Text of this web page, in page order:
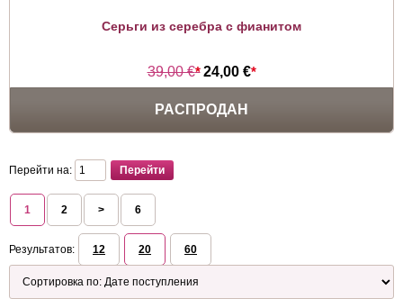
Серьги из серебра c фианитом
39,00 €* 24,00 €*
РАСПРОДАН
Перейти на:
1 2 > 6
Результатов: 12 20 60